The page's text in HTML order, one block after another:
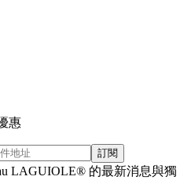
惠
訂閱
LAGUIOLE® 的最新消息與獨